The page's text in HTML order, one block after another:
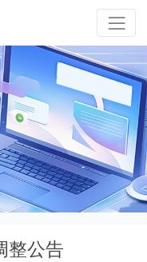
整公告